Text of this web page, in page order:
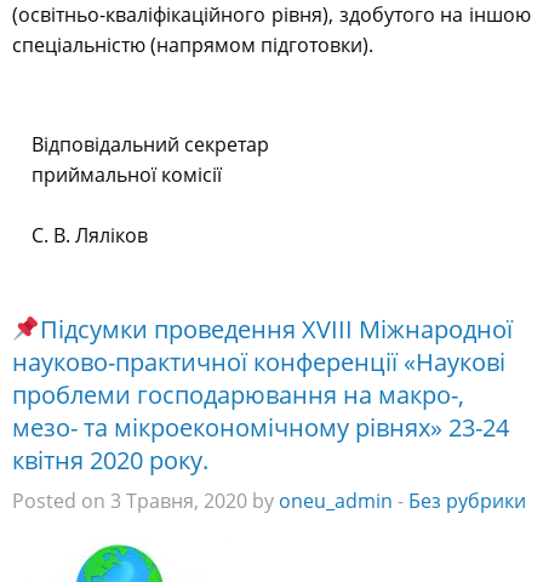
(освітньо-кваліфікаційного рівня), здобутого на іншою
спеціальністю (напрямом підготовки).
Відповідальний секретар
приймальної комісії
С. В. Ляліков
Підсумки проведення XVІІІ Міжнародної
науково-практичної конференції «Наукові
проблеми господарювання на макро-,
мезо- та мікроекономічному рівнях» 23-24
квітня 2020 року.
Posted on 3 Травня, 2020 by oneu_admin - Без рубрики